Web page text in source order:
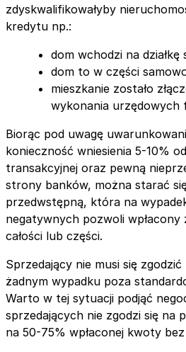
zdyskwalifikowałyby
kredytu np.:
dom wchodzi na działkę
dom to w części
mieszkanie zostało
wykonania urzędowych
Biorąc pod uwagę
konieczność wniesienia 5-10%
transakcyjnej oraz pewną
strony banków, można starać
przedwstępną, która na
negatywnych pozwoli
całości lub części.
Sprzedający nie musi się
żadnym wypadku poza
Warto w tej sytuacji podjąć
sprzedających nie zgodzi się na
na 50-75% wpłaconej kwoty